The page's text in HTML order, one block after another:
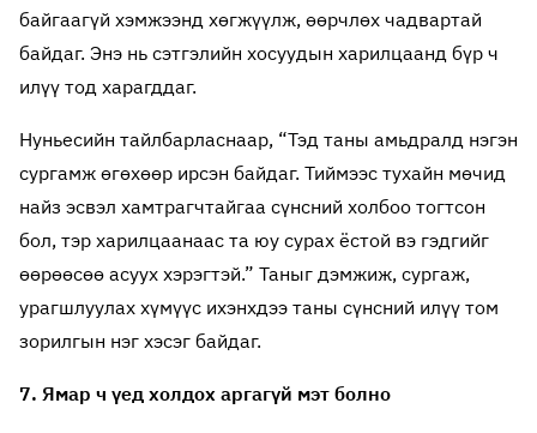
байгаагүй хэмжээнд хөгжүүлж, өөрчлөх чадвартай
байдаг. Энэ нь сэтгэлийн хосуудын харилцаанд бүр ч
илүү тод харагддаг.
Нуньесийн тайлбарласнаар, “Тэд таны амьдралд нэгэн
сургамж өгөхөөр ирсэн байдаг. Тиймээс тухайн мөчид
найз эсвэл хамтрагчтайгаа сүнсний холбоо тогтсон
бол, тэр харилцаанаас та юу сурах ёстой вэ гэдгийг
өөрөөсөө асуух хэрэгтэй.” Таныг дэмжиж, сургаж,
урагшлуулах хүмүүс ихэнхдээ таны сүнсний илүү том
зорилгын нэг хэсэг байдаг.
7. Ямар ч үед холдох аргагүй мэт болно